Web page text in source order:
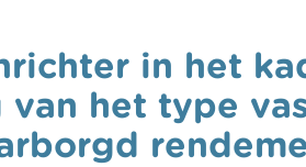
in het
het type